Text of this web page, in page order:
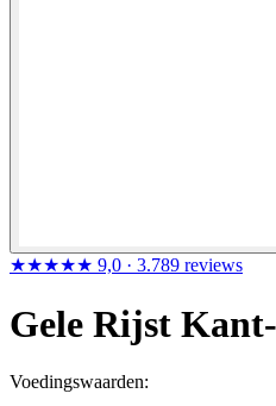
★★★★★ 9,0 · 3.789 reviews
Gele Rijst
Voedingswaarden: